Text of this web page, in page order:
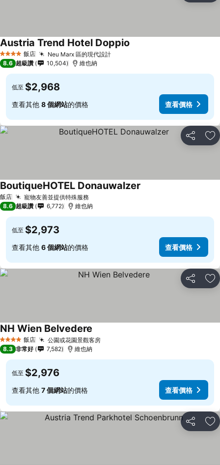
4 星級 飯店 Neu Marx 區的現代設計
Austria Trend Hotel Doppio
8.6 超級讚 10,504 維也納
低至 $2,968
查看其他 8 個網站的價格 查看價格
分享 加
飯店 寵物友善並提供特殊服務
BoutiqueHOTEL Donauwalzer
8.6 超級讚 6,772 維也納
低至 $2,973
查看其他 6 個網站的價格 查看價格
分享 加
4 星級 飯店 公園或花園景觀客房
NH Wien Belvedere
8.3 非常好 7,582 維也納
低至 $2,976
查看其他 7 個網站的價格 查看價格
分享 加